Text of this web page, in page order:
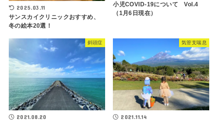
2025.03.11
サンスカイクリニックおすすめ、
冬の絵本20選！
小児COVID-19について Vol.4
（1月6日現在）
斜頭症
2021.08.20
気管支喘息
2021.11.14